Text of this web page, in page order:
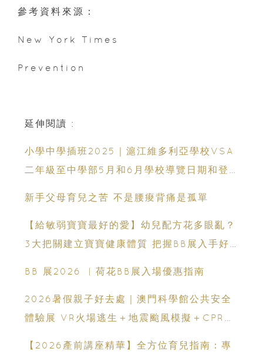
參考資料來源：
New York Times
Prevention
延伸閱讀 :
小學中學插班2025｜滬江維多利亞學校VSA
二年級至中學部5月和6月學校導覽日期和登
新手父母育兒之苦 不是腰痠背痛是孤單
【給敏弱寶寶最好的愛】幼兒配方花多眼亂？
3大把關建立寶寶健康體質 把握BB展入手好
BB 展2026 ︳荷花BB展入場優惠指南
2026暑假親子好去處｜澳門科學館公共安全
體驗展 VR火場逃生＋地震颱風模擬＋CPR急
【2026產前講座精華】全方位育兒指南：專